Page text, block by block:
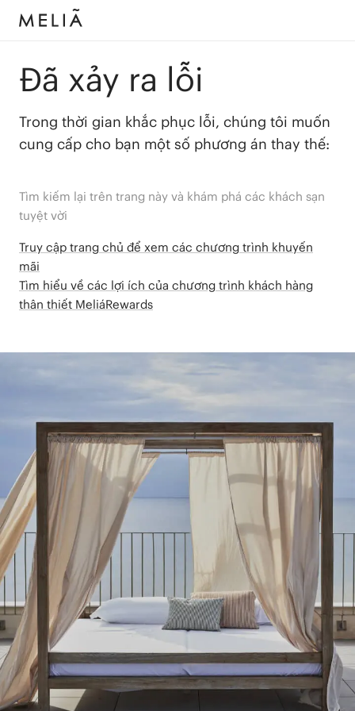
Đã xảy ra lỗi
Trong thời gian khắc phục lỗi, chúng tôi muốn
cung cấp cho bạn một số phương án thay thế:
Tìm kiếm lại trên trang này và khám phá các khách sạn
tuyệt vời
Truy cập trang chủ để xem các chương trình khuyến
mãi
Tìm hiểu về các lợi ích của chương trình khách hàng
thân thiết MeliáRewards